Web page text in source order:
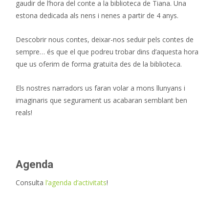
gaudir de l’hora del conte a la biblioteca de Tiana. Una
estona dedicada als nens i nenes a partir de 4 anys.
Descobrir nous contes, deixar-nos seduir pels contes de
sempre… és que el que podreu trobar dins d’aquesta hora
que us oferim de forma gratuïta des de la biblioteca.
Els nostres narradors us faran volar a mons llunyans i
imaginaris que segurament us acabaran semblant ben
reals!
Agenda
Consulta l’agenda d’activitats!